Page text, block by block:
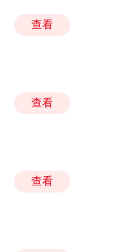
查看
查看
查看